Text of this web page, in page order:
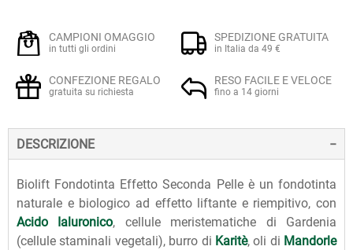
CAMPIONI OMAGGIO
in tutti gli ordini
SPEDIZIONE GRATUITA
in Italia da 49 €
CONFEZIONE REGALO
gratuita su richiesta
RESO FACILE E VELOCE
fino a 14 giorni
DESCRIZIONE
Biolift Fondotinta Effetto Seconda Pelle è un fondotinta
naturale e biologico ad effetto liftante e riempitivo, con
Acido Ialuronico, cellule meristematiche di Gardenia
(cellule staminali vegetali), burro di Karitè, oli di Mandorle